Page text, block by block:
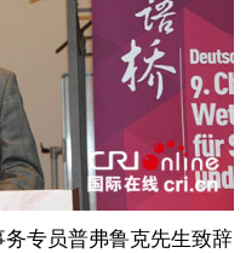
专员普弗鲁克先生致辞